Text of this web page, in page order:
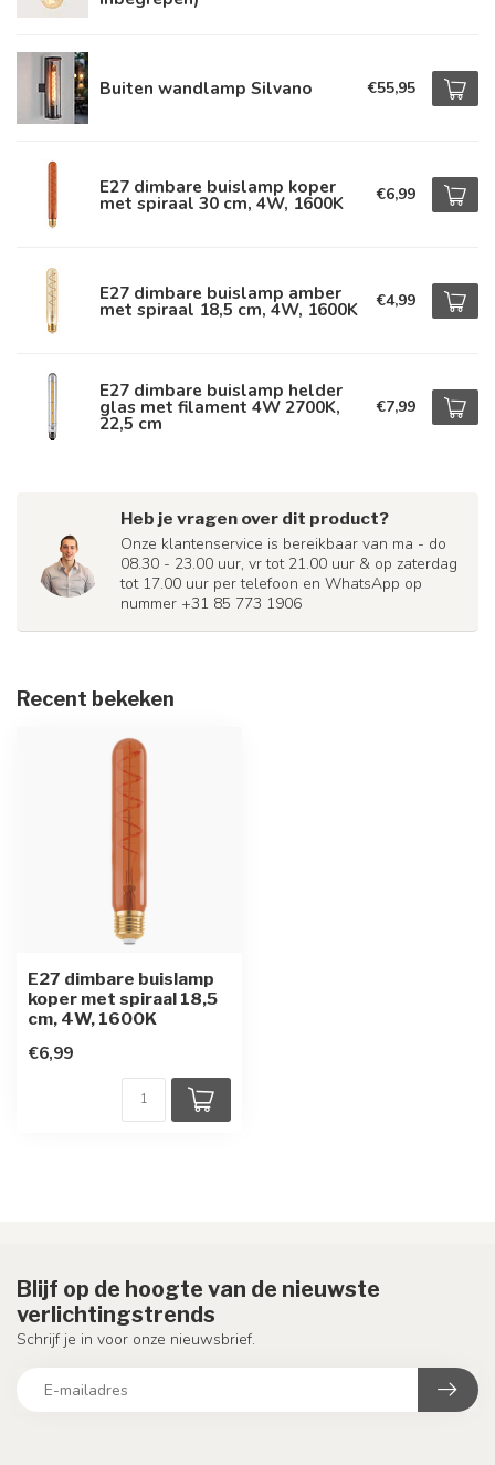
Buiten wandlamp Silvano €55,95
E27 dimbare buislamp koper
met spiraal 30 cm, 4W, 1600K €6,99
E27 dimbare buislamp amber
met spiraal 18,5 cm, 4W, 1600K €4,99
E27 dimbare buislamp helder
glas met filament 4W 2700K,
22,5 cm
€7,99
Heb je vragen over dit product?
Onze klantenservice is bereikbaar van ma - do
08.30 - 23.00 uur, vr tot 21.00 uur & op zaterdag
tot 17.00 uur per telefoon en WhatsApp op
nummer +31 85 773 1906
Recent bekeken
E27 dimbare buislamp
koper met spiraal 18,5
cm, 4W, 1600K
€6,99
Blijf op de hoogte van de nieuwste
verlichtingstrends
Schrijf je in voor onze nieuwsbrief.